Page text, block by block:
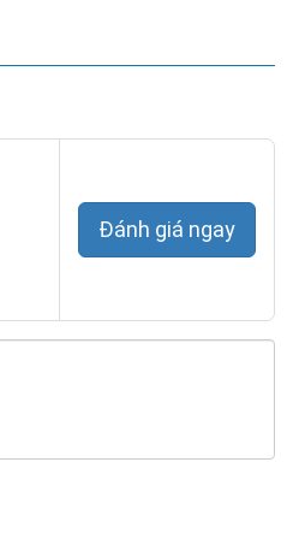
Đánh giá ngay